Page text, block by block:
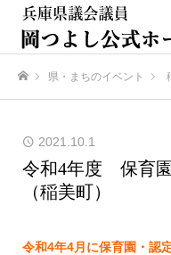
県・まちのイベント
2021.10.1
令和4年度 保育
（稲美町）
令和4年4月に保育園・認